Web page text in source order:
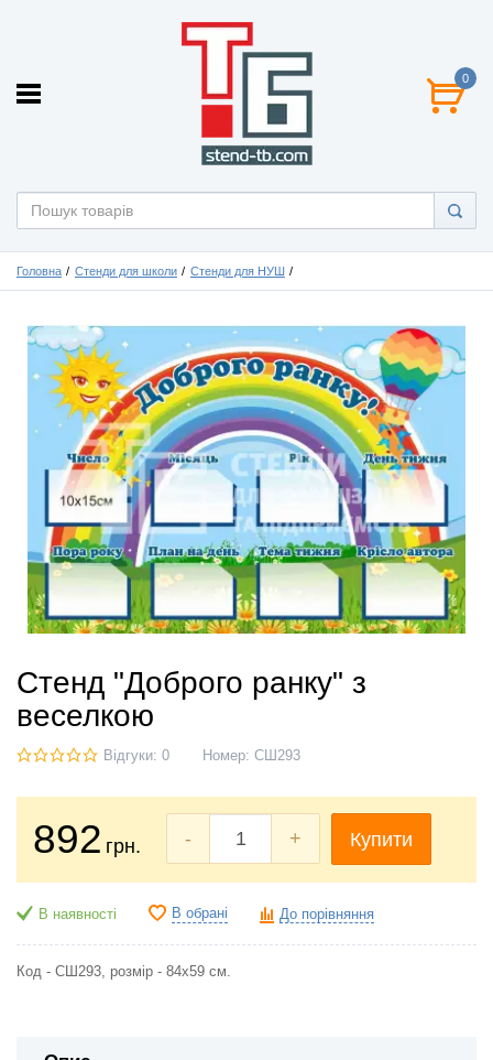
0
Головна Стенди для школи Стенди для НУШ
Стенд "Доброго ранку" з
веселкою
Відгуки: 0 Номер: СШ293
892 грн. - + Купити
В наявності В обрані До порівняння
Код - СШ293, розмір - 84х59 см.